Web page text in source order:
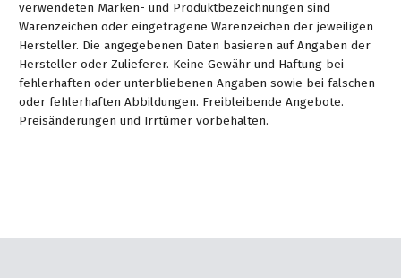
verwendeten Marken- und Produktbezeichnungen sind
Warenzeichen oder eingetragene Warenzeichen der jeweiligen
Hersteller. Die angegebenen Daten basieren auf Angaben der
Hersteller oder Zulieferer. Keine Gewähr und Haftung bei
fehlerhaften oder unterbliebenen Angaben sowie bei falschen
oder fehlerhaften Abbildungen. Freibleibende Angebote.
Preisänderungen und Irrtümer vorbehalten.